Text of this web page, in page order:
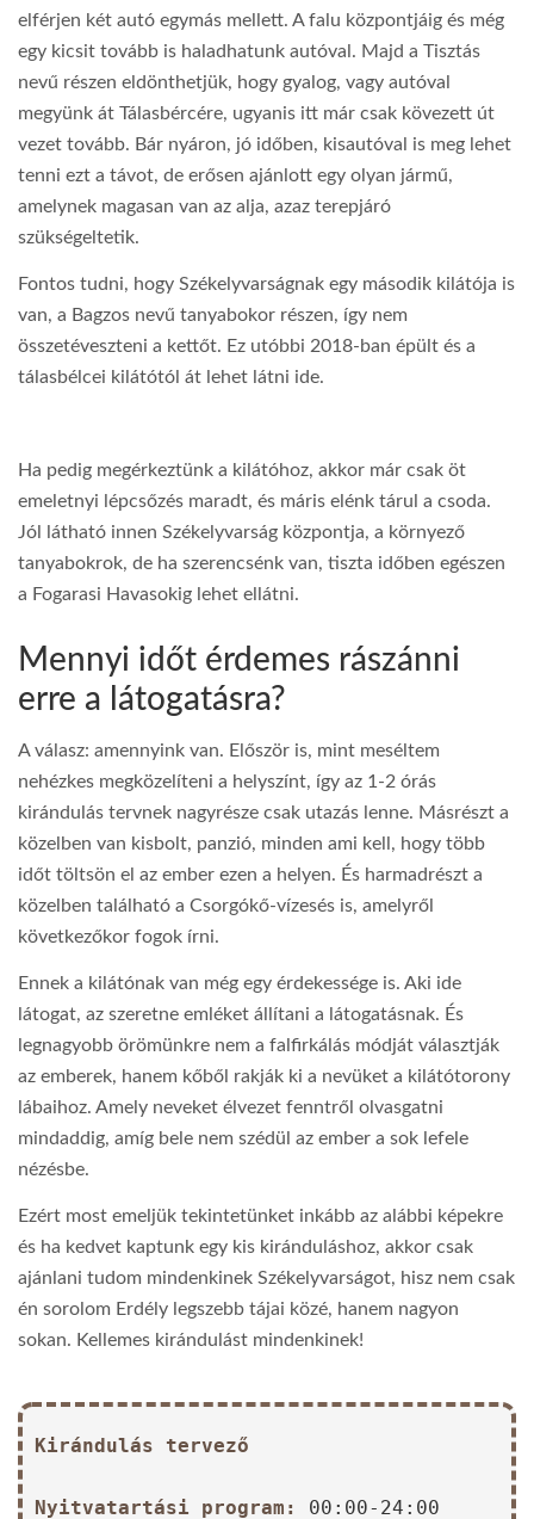
elférjen két autó egymás mellett. A falu központjáig és még
egy kicsit tovább is haladhatunk autóval. Majd a Tisztás
nevű részen eldönthetjük, hogy gyalog, vagy autóval
megyünk át Tálasbércére, ugyanis itt már csak kövezett út
vezet tovább. Bár nyáron, jó időben, kisautóval is meg lehet
tenni ezt a távot, de erősen ajánlott egy olyan jármű,
amelynek magasan van az alja, azaz terepjáró
szükségeltetik.
Fontos tudni, hogy Székelyvarságnak egy második kilátója is
van, a Bagzos nevű tanyabokor részen, így nem
összetéveszteni a kettőt. Ez utóbbi 2018-ban épült és a
tálasbélcei kilátótól át lehet látni ide.
Ha pedig megérkeztünk a kilátóhoz, akkor már csak öt
emeletnyi lépcsőzés maradt, és máris elénk tárul a csoda.
Jól látható innen Székelyvarság központja, a környező
tanyabokrok, de ha szerencsénk van, tiszta időben egészen
a Fogarasi Havasokig lehet ellátni.
Mennyi időt érdemes rászánni
erre a látogatásra?
A válasz: amennyink van. Először is, mint meséltem
nehézkes megközelíteni a helyszínt, így az 1-2 órás
kirándulás tervnek nagyrésze csak utazás lenne. Másrészt a
közelben van kisbolt, panzió, minden ami kell, hogy több
időt töltsön el az ember ezen a helyen. És harmadrészt a
közelben található a Csorgókő-vízesés is, amelyről
következőkor fogok írni.
Ennek a kilátónak van még egy érdekessége is. Aki ide
látogat, az szeretne emléket állítani a látogatásnak. És
legnagyobb örömünkre nem a falfirkálás módját választják
az emberek, hanem kőből rakják ki a nevüket a kilátótorony
lábaihoz. Amely neveket élvezet fenntről olvasgatni
mindaddig, amíg bele nem szédül az ember a sok lefele
nézésbe.
Ezért most emeljük tekintetünket inkább az alábbi képekre
és ha kedvet kaptunk egy kis kiránduláshoz, akkor csak
ajánlani tudom mindenkinek Székelyvarságot, hisz nem csak
én sorolom Erdély legszebb tájai közé, hanem nagyon
sokan. Kellemes kirándulást mindenkinek!
Kirándulás tervező
Nyitvatartási program: 00:00-24:00